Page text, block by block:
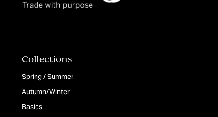
Collections
Spring / Summer
Autumn/Winter
Basics